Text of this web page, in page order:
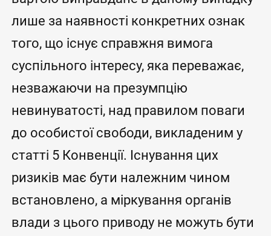
лише за наявності конкретних ознак
того, що існує справжня вимога
суспільного інтересу, яка переважає,
незважаючи на презумпцію
невинуватості, над правилом поваги
до особистої свободи, викладеним у
статті 5 Конвенції. Існування цих
ризиків має бути належним чином
встановлено, а міркування органів
влади з цього приводу не можуть бути